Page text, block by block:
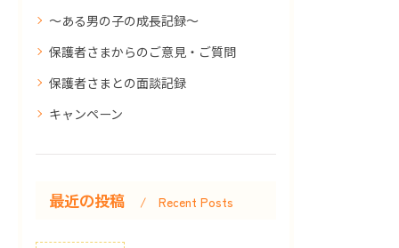
～ある男の子の成長記録～
保護者さまからのご意見・ご質問
保護者さまとの面談記録
キャンペーン
最近の投稿 Recent Posts